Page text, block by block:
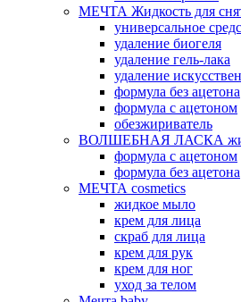
МЕЧТА Жидкость для
универсальное
удаление биогеля
удаление гель-лака
удаление
формула без ацетона
формула с ацетоном
обезжириватель
ВОЛШЕБНАЯ ЛАСКА
формула с ацетоном
формула без ацетона
МЕЧТА cosmetics
жидкое мыло
крем для лица
скраб для лица
крем для рук
крем для ног
уход за телом